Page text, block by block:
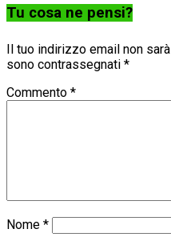
Tu cosa ne pensi?
Il tuo indirizzo email non
sono contrassegnati *
Commento *
Nome *